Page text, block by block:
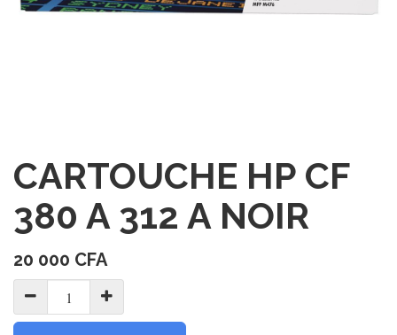
CARTOUCHE HP CF
380 A 312 A NOIR
20 000 CFA